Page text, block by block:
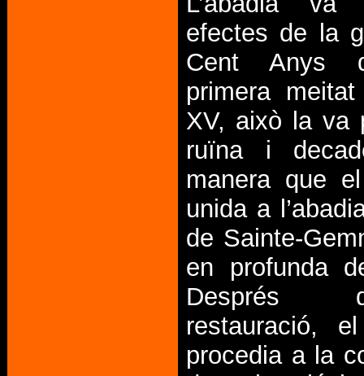
efectes de la
Cent Anys
primera
XV, això la va
ruïna i
manera que
unida a
de Sainte-
en profunda
restauració,
procedia a la